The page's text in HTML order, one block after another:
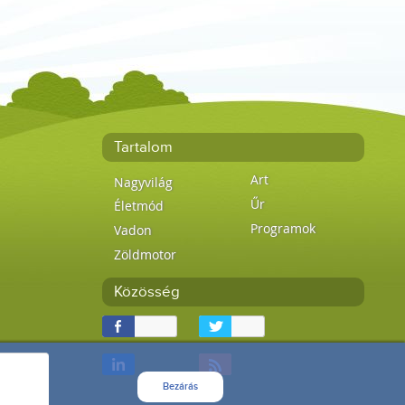
Bezárás
Tartalom
Nagyvilág
Életmód
Vadon
Zöldmotor
Art
Űr
Programok
Közösség